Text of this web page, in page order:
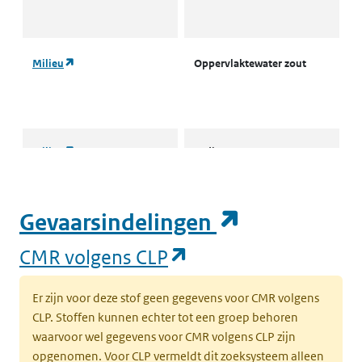
Milieu (opent in een nieuw tabblad)Oppervlaktewater zout
Milieu (opent in een nieuw tabblad)Sediment
Mens (opent in een nieuw tabblad)
Mens (opent in een nieuw tabblad)Rampeninterventiewaarde
Gevaarsindelingen
CMR volgens CLP
Er zijn voor deze stof geen gegevens voor CMR volgens
CLP. Stoffen kunnen echter tot een groep behoren
waarvoor wel gegevens voor CMR volgens CLP zijn
opgenomen. Voor CLP vermeldt dit zoeksysteem alleen